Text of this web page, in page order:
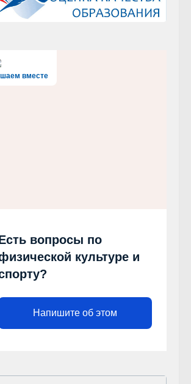
вместе
вопросы по
культуре и
Напишите об этом